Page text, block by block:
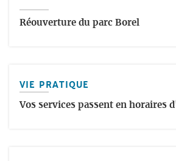
Réouverture du parc Borel
VIE PRATIQUE
Vos services passent en horaires